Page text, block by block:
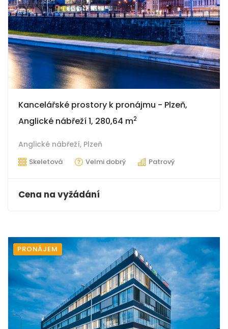
Kancelářské prostory k pronájmu - Plzeň,
Anglické nábřeží 1, 280,64 m2
Anglické nábřeží, Plzeň
Skeletová Velmi dobrý Patrový
Cena na vyžádání
PRONÁJEM